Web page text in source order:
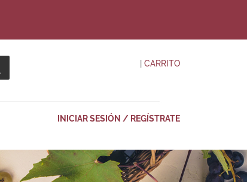
CARRITO
INICIAR SESIÓN / REGÍSTRATE